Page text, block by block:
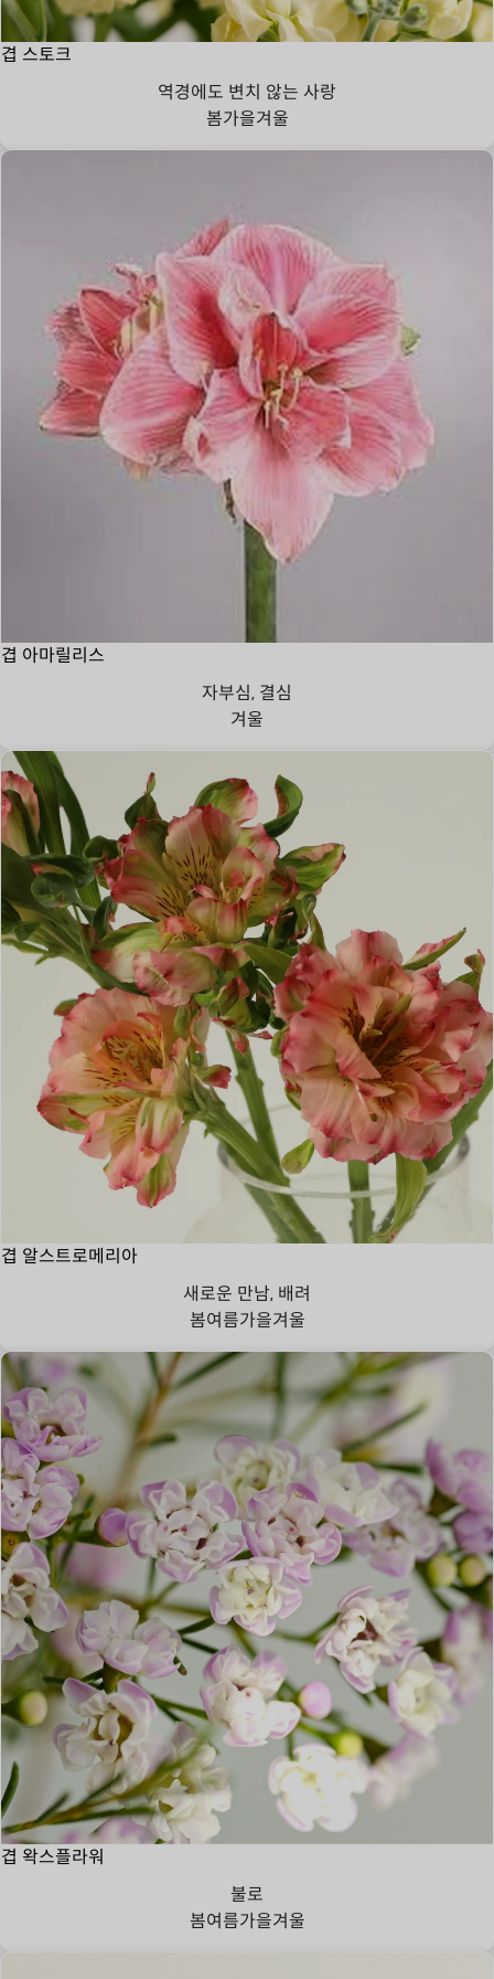
겹 스토크
역경에도 변치 않는 사랑
봄가을겨울
겹 아마릴리스
자부심, 결심
겨울
겹 알스트로메리아
새로운 만남, 배려
봄여름가을겨울
겹 왁스플라워
불로
봄여름가을겨울